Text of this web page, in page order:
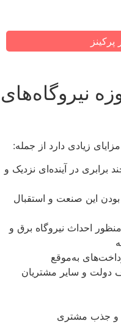
نیروگاه‌های
زیادی دارد از جمله:
برابری در آینده‌ای نزدیک و
بودن این صنعت و استقبال
احداث نیروگاه برق و
به‌موقع
دولت و سایر مشتریان
و جذب مشتری